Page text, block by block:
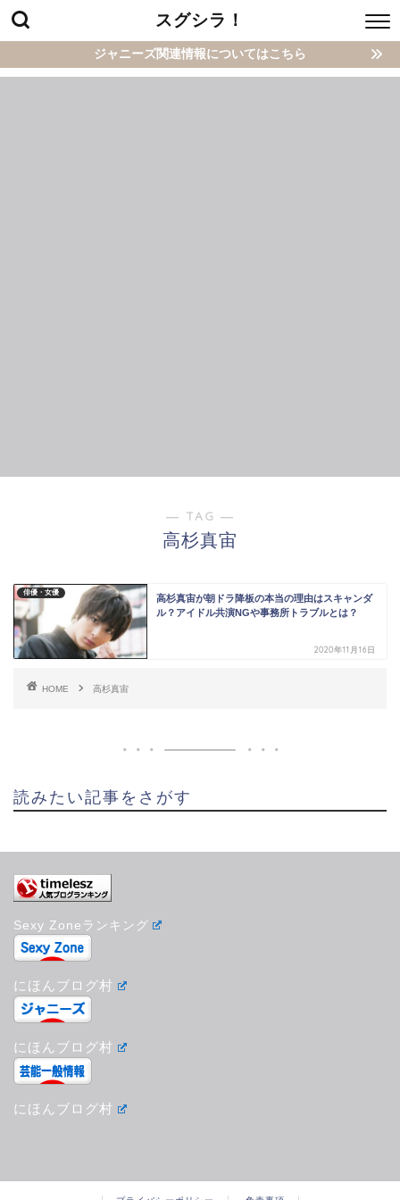
スグシラ！
ジャニーズ関連情報についてはこちら
― TAG ―
高杉真宙
俳優・女優
高杉真宙が朝ドラ降板の本当の理由はスキャンダ
ル？アイドル共演NGや事務所トラブルとは？
2020年11月16日
HOME 高杉真宙
読みたい記事をさがす
Sexy Zoneランキング
にほんブログ村
にほんブログ村
にほんブログ村